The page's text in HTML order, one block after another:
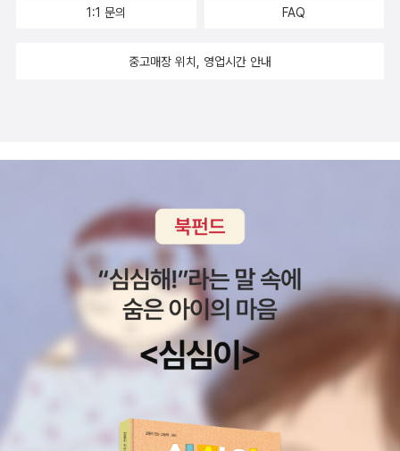
1:1 문의 FAQ
중고매장 위치, 영업시간 안내